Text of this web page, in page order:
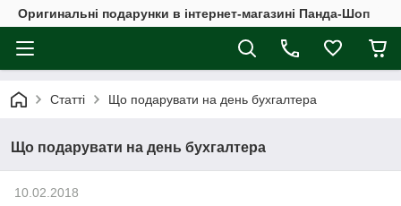
Оригинальні подарунки в інтернет-магазині Панда-Шоп
Статті Що подарувати на день бухгалтера
Що подарувати на день бухгалтера
10.02.2018